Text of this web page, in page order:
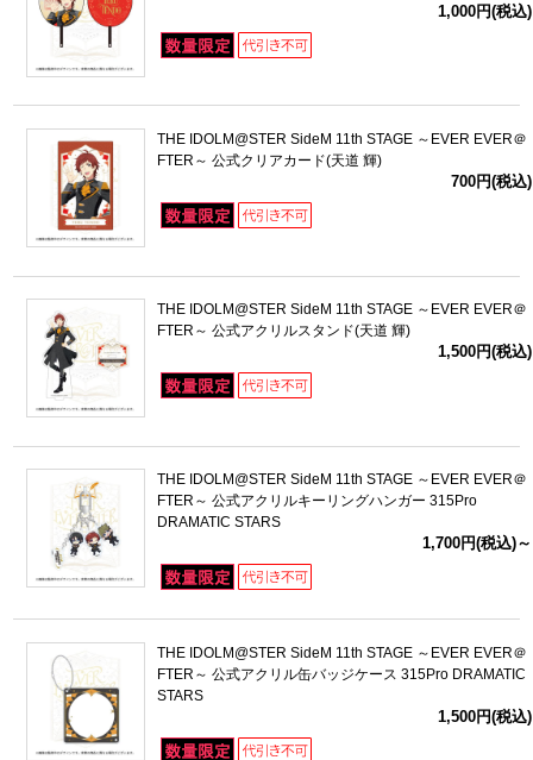
1,000円(税込)
THE IDOLM@STER SideM 11th STAGE ～EVER EVER＠
FTER～ 公式クリアカード(天道 輝)
700円(税込)
THE IDOLM@STER SideM 11th STAGE ～EVER EVER＠
FTER～ 公式アクリルスタンド(天道 輝)
1,500円(税込)
THE IDOLM@STER SideM 11th STAGE ～EVER EVER＠
FTER～ 公式アクリルキーリングハンガー 315Pro
DRAMATIC STARS
1,700円(税込)～
THE IDOLM@STER SideM 11th STAGE ～EVER EVER＠
FTER～ 公式アクリル缶バッジケース 315Pro DRAMATIC
STARS
1,500円(税込)